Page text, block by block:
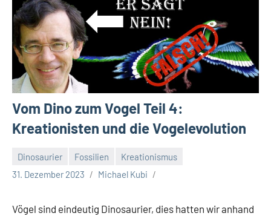
Vom Dino zum Vogel Teil 4:
Kreationisten und die Vogelevolution
Dinosaurier Fossilien
Kreationismus
31. Dezember 2023
Michael Kubi
Vögel sind eindeutig Dinosaurier, dies hatten wir anhand